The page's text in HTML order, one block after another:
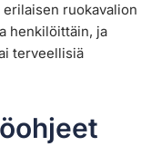
ruokavalion
henkilöittäin, ja
terveellisiä